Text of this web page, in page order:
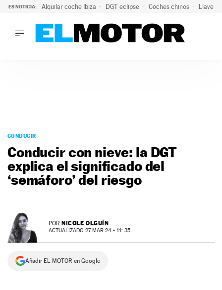
ES NOTICIA: Alquilar coche Ibiza DGT eclipse Coches chinos Llaves
PODCAST
MOTOS
TECNOLOGÍA
SUPERCOCHES
SERVICIOS
NEWSLETTER
SÍGUENOS
CONDUCIR
Conducir con nieve: la DGT
explica el significado del
‘semáforo’ del riesgo
POR NICOLE OLGUÍN
ACTUALIZADO 27 MAR 24 - 11: 35
Añadir EL MOTOR en Google